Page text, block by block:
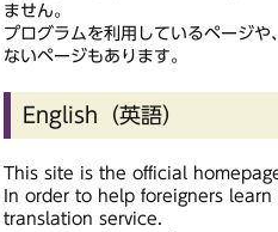
ません。
プログラムを利用しているページ
ないページもあります。
English（英語）
This site is the official
In order to help foreigners
translation service.